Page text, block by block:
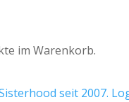
im Warenkorb.